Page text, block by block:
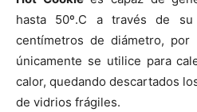
hasta 50º.C a través de
centímetros de diámetro,
únicamente se utilice para
calor, quedando descartados
de vidrios frágiles.